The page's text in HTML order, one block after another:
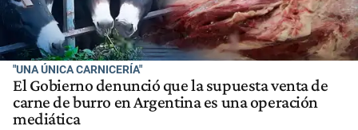
"UNA ÚNICA CARNICERÍA"
El Gobierno denunció que la supuesta venta de
carne de burro en Argentina es una operación
mediática